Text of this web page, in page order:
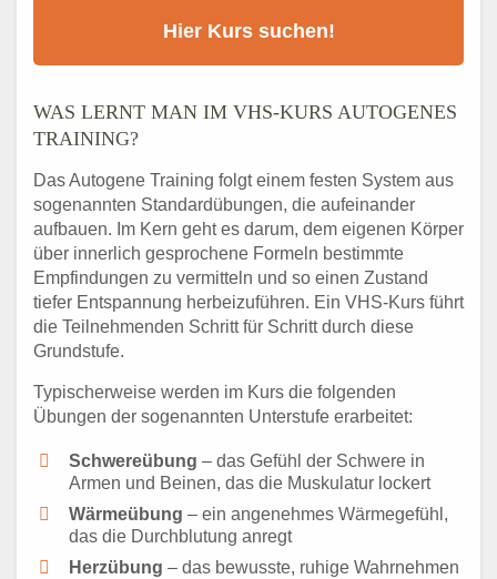
WAS LERNT MAN IM VHS-KURS AUTOGENES
TRAINING?
Das Autogene Training folgt einem festen System aus
sogenannten Standardübungen, die aufeinander
aufbauen. Im Kern geht es darum, dem eigenen Körper
über innerlich gesprochene Formeln bestimmte
Empfindungen zu vermitteln und so einen Zustand
tiefer Entspannung herbeizuführen. Ein VHS-Kurs führt
die Teilnehmenden Schritt für Schritt durch diese
Grundstufe.
Typischerweise werden im Kurs die folgenden
Übungen der sogenannten Unterstufe erarbeitet:
Schwereübung – das Gefühl der Schwere in
Armen und Beinen, das die Muskulatur lockert
Wärmeübung – ein angenehmes Wärmegefühl,
das die Durchblutung anregt
Herzübung – das bewusste, ruhige Wahrnehmen